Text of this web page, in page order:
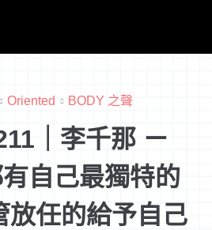
Oriented BODY 之聲
｜李千那 ㄧ
有自己最獨特的
放任的給予自己